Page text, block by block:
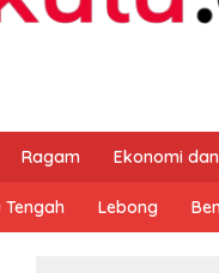
Ragam Ekonomi
Tengah Lebong